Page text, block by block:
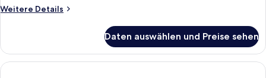
Weitere Details
Weitere
Zimmer,
1 King-
Bett
Daten auswählen und Preise sehen